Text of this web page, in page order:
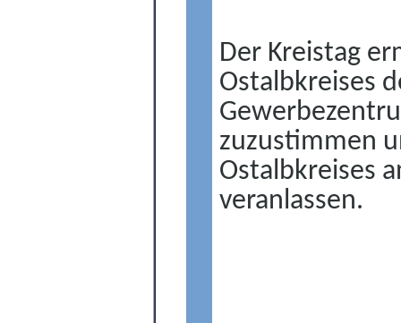
Der Kreistag
Ostalbkreises
zuzustimmen
Ostalbkreises
veranlassen.